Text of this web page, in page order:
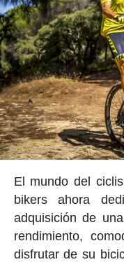
El mundo del
bikers ahora
adquisición de
rendimiento,
disfrutar de su